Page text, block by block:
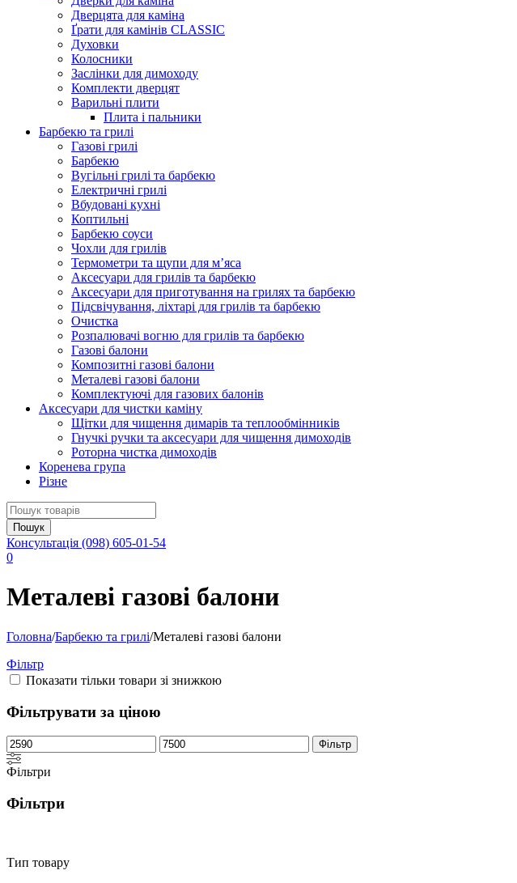
Дверцята для каміна
Ґрати для камінів CLASSIC
Духовки
Колосники
Заслінки для димоходу
Комплекти дверцят
Варильні плити
Плита і пальники
Барбекю та грилі
Газові грилі
Барбекю
Вугільні грилі та барбекю
Електричні грилі
Вбудовані кухні
Коптильні
Барбекю соуси
Чохли для грилів
Термометри та щупи для м’яса
Аксесуари для грилів та барбекю
Аксесуари для приготування на грилях та барбекю
Підсвічування, ліхтарі для грилів та барбекю
Очистка
Розпалювачі вогню для грилів та барбекю
Газові балони
Композитні газові балони
Металеві газові балони
Комплектуючі для газових балонів
Аксесуари для чистки каміну
Щітки для чищення димарів та теплообмінників
Гнучкі ручки та аксесуари для чищення димоходів
Роторна чистка димоходів
Коренева група
Різне
Консультація (098) 605-01-54
0
Металеві газові балони
Головна/Барбекю та грилі/Металеві газові балони
Фільтр
Показати тільки товари зі знижкою
Фільтрувати за ціною
Мінімальна
ціна
Найбільша
ціна
Фільтр
Фільтри
Фільтри
Тип товару